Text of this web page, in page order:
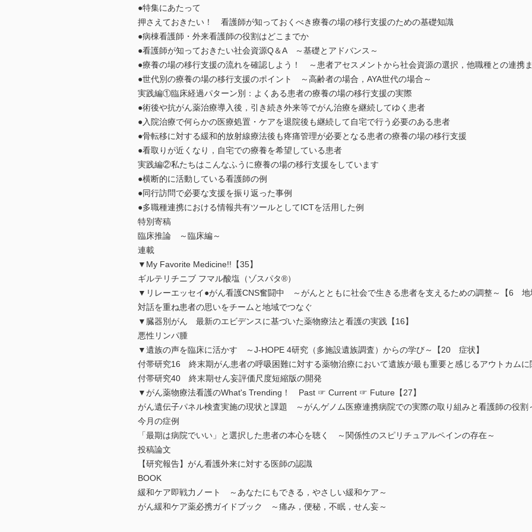
●特集にあたって
押さえておきたい！ 看護師が知っておくべき療養の場の移行支援のための基礎知識
●病棟看護師・外来看護師の役割はどこまでか
●看護師が知っておきたい社会資源Q＆A ～基礎とアドバンス～
●療養の場の移行支援の流れを確認しよう！ ～患者アセスメントから社会資源の選択，他職種との連携
●世代別の療養の場の移行支援のポイント ～高齢者の場合，AYA世代の場合～
実践編①臨床経過パターン別：よくある患者の療養の場の移行支援の実際
●術後や抗がん薬治療導入後，引き続き外来等でがん治療を継続してゆく患者
●入院治療で何らかの医療処置・ケアを退院後も継続して自宅で行う必要のある患者
●骨転移に対する緩和的放射線療法後も疼痛管理が必要となる患者の療養の場の移行支援
●看取りが近くなり，自宅での療養を希望している患者
実践編②私たちはこんなふうに療養の場の移行支援をしています
●横断的に活動している看護師の例
●同行訪問で必要な支援を振り返った事例
●多職種連携における情報共有ツールとしてICTを活用した例
特別寄稿
臨床推論 ～臨床編～
連載
▼My Favorite Medicine!!【35】
ギルテリチニブ フマル酸塩（ゾスパタ®）
▼リレーエッセイ●がん看護CNS奮闘中 ～がんとともに社会で生きる患者を支えるための調整～【6
対話を重ね患者の思いをチームと地域でつなぐ
▼臓器別がん 最新のエビデンスに基づいた薬物療法と看護の実践【16】
悪性リンパ腫
▼遺族の声を臨床に活かす ～J-HOPE 4研究（多施設遺族調査）からの学び～【20 症状】
付帯研究16 終末期がん患者の呼吸困難に対する薬物治療において遺族が最も重要と感じるアウトカムに
付帯研究40 終末期せん妄評価尺度短縮版の開発
▼がん薬物療法看護のWhat's Trending！ Past ☞ Current ☞ Future【27】
がん遺伝子パネル検査実施の現状と課題 ～がんゲノム医療連携病院での実際の取り組みと看護師の役割
今月の症例
「最期は病院でいい」と選択した患者の本心を聴く ～関係性のスピリチュアルペインの存在～
投稿論文
【研究報告】がん看護外来に対する医師の認識
BOOK
緩和ケア即戦力ノート ～あなたにもできる，やさしい緩和ケア～
がん緩和ケア薬必携ガイドブック ～痛み，便秘，不眠，せん妄～